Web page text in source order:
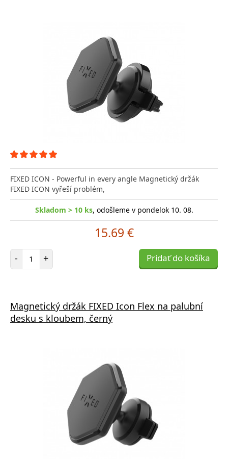
FIXED ICON - Powerful in every angle Magnetický držák
FIXED ICON vyřeší problém,
Skladom > 10 ks, odošleme v pondelok 10. 08.
15.69 €
- Počet položiek
+ Pridať do košíka
Magnetický držák FIXED Icon Flex na palubní
desku s kloubem, černý